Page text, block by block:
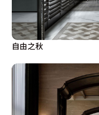
自由之秋